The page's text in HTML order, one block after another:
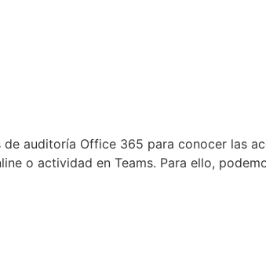
auditoría Office 365 para conocer las
o actividad en Teams. Para ello,